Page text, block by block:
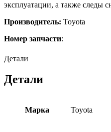
эксплуатации, а также следы
Производитель: Toyota
Номер запчасти:
Детали
Детали
Марка Toyota